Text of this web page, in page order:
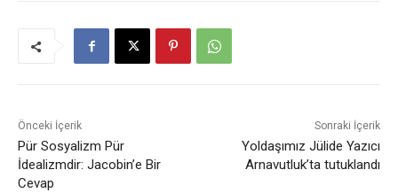
Önceki İçerik
Pür Sosyalizm Pür
İdealizmdir: Jacobin’e Bir
Cevap
Sonraki İçerik
Yoldaşımız Jülide Yazıcı
Arnavutluk’ta tutuklandı